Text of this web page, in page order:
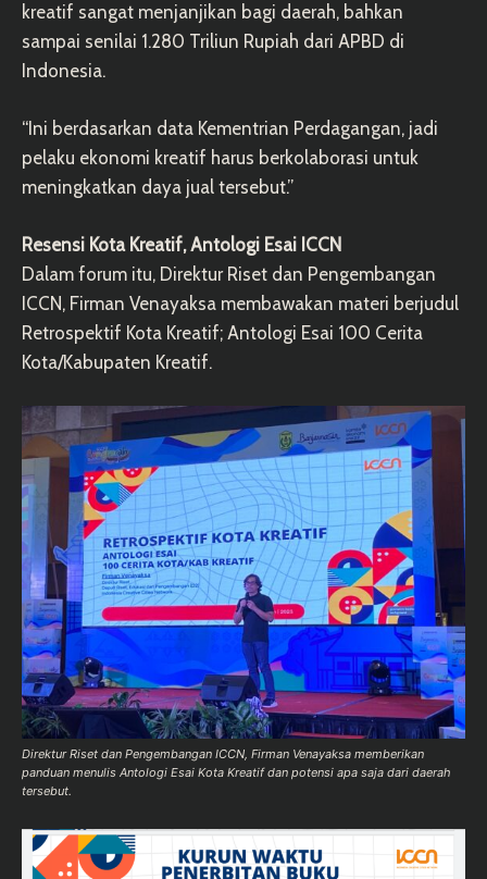
kreatif sangat menjanjikan bagi daerah, bahkan
sampai senilai 1.280 Triliun Rupiah dari APBD di
Indonesia.
“Ini berdasarkan data Kementrian Perdagangan, jadi
pelaku ekonomi kreatif harus berkolaborasi untuk
meningkatkan daya jual tersebut.”
Resensi Kota Kreatif, Antologi Esai ICCN
Dalam forum itu, Direktur Riset dan Pengembangan
ICCN, Firman Venayaksa membawakan materi berjudul
Retrospektif Kota Kreatif; Antologi Esai 100 Cerita
Kota/Kabupaten Kreatif.
Direktur Riset dan Pengembangan ICCN, Firman Venayaksa memberikan
panduan menulis Antologi Esai Kota Kreatif dan potensi apa saja dari daerah
tersebut.